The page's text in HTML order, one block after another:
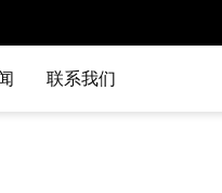
联系我们